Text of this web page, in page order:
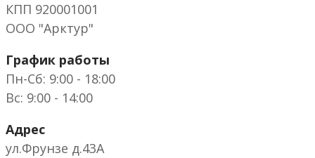
КПП 920001001
ООО "Арктур"
График работы
Пн-Сб: 9:00 - 18:00
Вс: 9:00 - 14:00
Адрес
ул.Фрунзе д.43А